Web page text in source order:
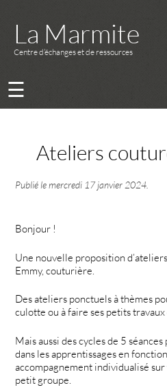
La Marmite
Centre d’échanges et de ressources
☰
Ateliers
Publié lemercredi 17 janvier 2024
Bonjour !
Une nouvelle proposition
Emmy, couturière.
Des ateliers ponctuels à thèmes
culotte ou à faire ses petits
Mais aussi des cycles de 5
dans les apprentissages en
accompagnement individualisé sur
petit groupe.